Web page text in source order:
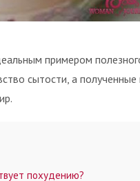
примером
сытости, а
похудению?